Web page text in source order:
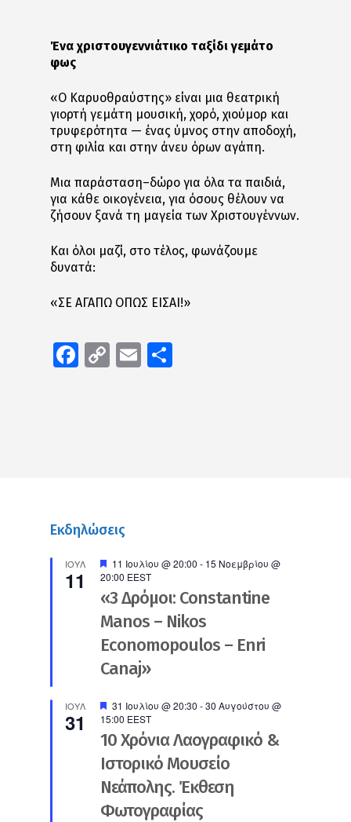
Ένα χριστουγεννιάτικο ταξίδι γεμάτο
φως
«Ο Καρυοθραύστης» είναι μια θεατρική
γιορτή γεμάτη μουσική, χορό, χιούμορ και
τρυφερότητα — ένας ύμνος στην αποδοχή,
στη φιλία και στην άνευ όρων αγάπη.
Μια παράσταση–δώρο για όλα τα παιδιά,
για κάθε οικογένεια, για όσους θέλουν να
ζήσουν ξανά τη μαγεία των Χριστουγέννων.
Και όλοι μαζί, στο τέλος, φωνάζουμε
δυνατά:
«ΣΕ ΑΓΑΠΩ ΟΠΩΣ ΕΙΣΑΙ!»
Facebook
CopyEmail
Εκδηλώσεις
ΙΟΎΛ
11
Προτεινόμενο
11 Ιουλίου @ 20:00 - 15 Νοεμβρίου @
20:00 EEST
«3 Δρόμοι: Constantine
Manos – Nikos
Economopoulos – Enri
Canaj»
ΙΟΎΛ
31
Προτεινόμενο
31 Ιουλίου @ 20:30 -30 Αυγούστου @
15:00 EEST
10 Χρόνια Λαογραφικό &
Ιστορικό Μουσείο
Νεάπολης. Έκθεση
Φωτογραφίας